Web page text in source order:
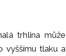
trhlina může
vyššímu tlaku a